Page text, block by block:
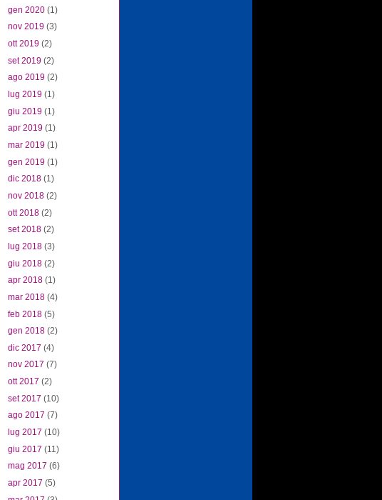
gen 2020 (1)
nov 2019 (3)
ott 2019 (2)
set 2019 (2)
ago 2019 (2)
lug 2019 (1)
giu 2019 (1)
apr 2019 (1)
mar 2019 (1)
gen 2019 (1)
dic 2018 (1)
nov 2018 (2)
ott 2018 (2)
set 2018 (2)
lug 2018 (3)
giu 2018 (2)
apr 2018 (1)
mar 2018 (4)
feb 2018 (5)
gen 2018 (2)
dic 2017 (4)
nov 2017 (7)
ott 2017 (2)
set 2017 (10)
ago 2017 (7)
lug 2017 (10)
giu 2017 (11)
mag 2017 (6)
apr 2017 (5)